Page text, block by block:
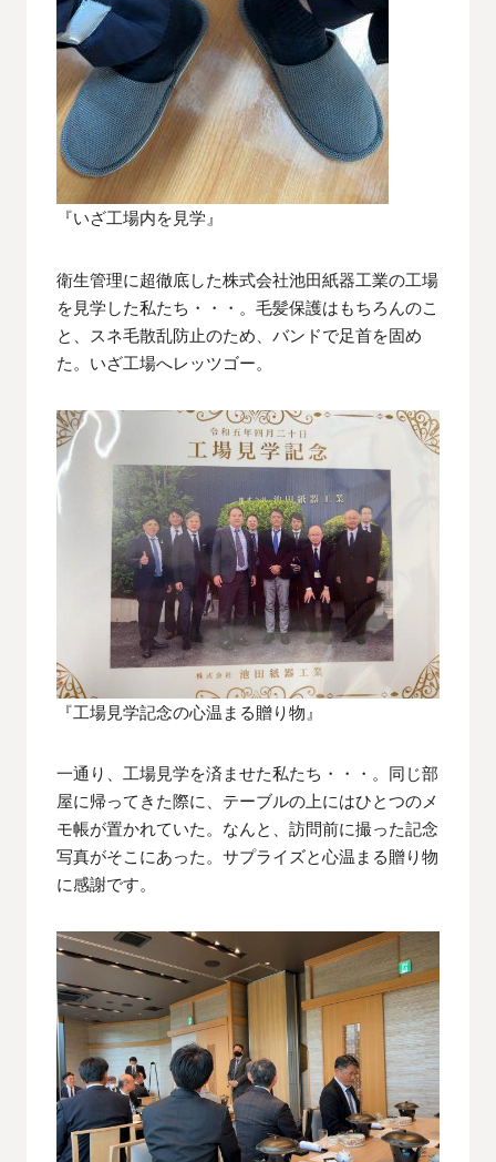
『いざ工場内を見学』
衛生管理に超徹底した株式会社池田紙器工業の工場
を見学した私たち・・・。毛髪保護はもちろんのこ
と、スネ毛散乱防止のため、バンドで足首を固め
た。いざ工場へレッツゴー。
『工場見学記念の心温まる贈り物』
一通り、工場見学を済ませた私たち・・・。同じ部
屋に帰ってきた際に、テーブルの上にはひとつのメ
モ帳が置かれていた。なんと、訪問前に撮った記念
写真がそこにあった。サプライズと心温まる贈り物
に感謝です。